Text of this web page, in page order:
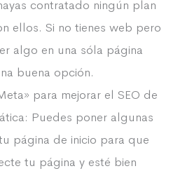
contratado ningún plan
ellos. Si no tienes web pero
algo en una sóla página
buena opción.
para mejorar el SEO de
Puedes poner algunas
página de inicio para que
tu página y esté bien